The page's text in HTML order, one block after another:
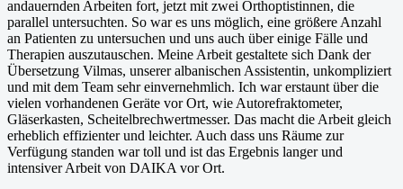
andauernden Arbeiten fort, jetzt mit zwei Orthoptistinnen, die
parallel untersuchten. So war es uns möglich, eine größere Anzahl
an Patienten zu untersuchen und uns auch über einige Fälle und
Therapien auszutauschen. Meine Arbeit gestaltete sich Dank der
Übersetzung Vilmas, unserer albanischen Assistentin, unkompliziert
und mit dem Team sehr einvernehmlich. Ich war erstaunt über die
vielen vorhandenen Geräte vor Ort, wie Autorefraktometer,
Gläserkasten, Scheitelbrechwertmesser. Das macht die Arbeit gleich
erheblich effizienter und leichter. Auch dass uns Räume zur
Verfügung standen war toll und ist das Ergebnis langer und
intensiver Arbeit von DAIKA vor Ort.